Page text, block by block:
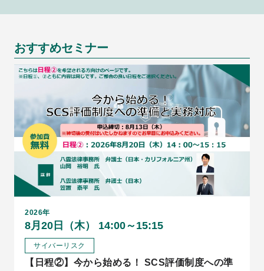
おすすめセミナー
2026年
8月20日（木） 14:00～15:15
サイバーリスク
【日程②】今から始める！ SCS評価制度への準